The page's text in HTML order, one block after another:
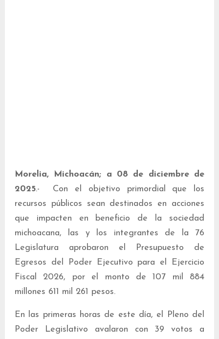
Morelia, Michoacán; a 08 de diciembre de
2025.- Con el objetivo primordial que los
recursos públicos sean destinados en acciones
que impacten en beneficio de la sociedad
michoacana, las y los integrantes de la 76
Legislatura aprobaron el Presupuesto de
Egresos del Poder Ejecutivo para el Ejercicio
Fiscal 2026, por el monto de 107 mil 884
millones 611 mil 261 pesos.
En las primeras horas de este día, el Pleno del
Poder Legislativo avalaron con 39 votos a